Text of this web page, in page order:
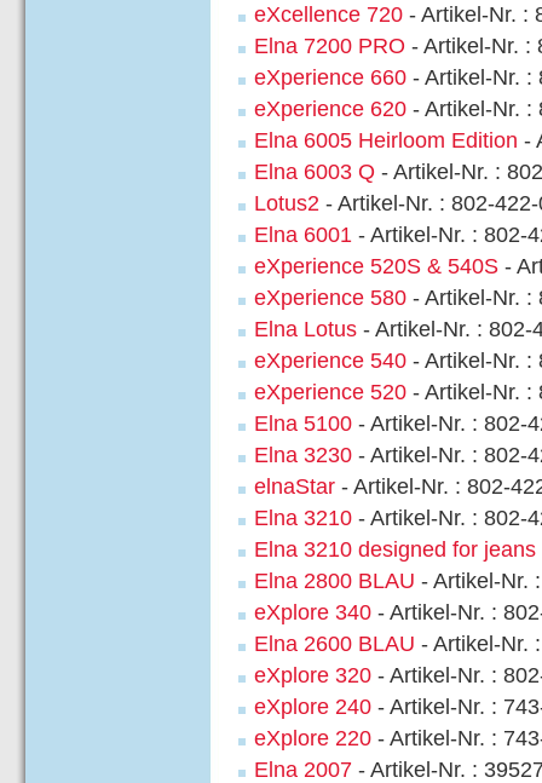
eXcellence 720 - Artikel-Nr. :
Elna 7200 PRO - Artikel-Nr. :
eXperience 660 - Artikel-Nr. :
eXperience 620 - Artikel-Nr. :
Elna 6005 Heirloom Edition -
Elna 6003 Q - Artikel-Nr. :
Lotus2 - Artikel-Nr. : 802-
Elna 6001 - Artikel-Nr. : 802-
eXperience 520S & 540S -
eXperience 580 - Artikel-Nr. :
Elna Lotus - Artikel-Nr. : 802-
eXperience 540 - Artikel-Nr. :
eXperience 520 - Artikel-Nr. :
Elna 5100 - Artikel-Nr. : 802-
Elna 3230 - Artikel-Nr. : 802-
elnaStar - Artikel-Nr. : 802-
Elna 3210 - Artikel-Nr. : 802-
Elna 3210 designed for jeans
Elna 2800 BLAU - Artikel-Nr.
eXplore 340 - Artikel-Nr. :
Elna 2600 BLAU - Artikel-Nr.
eXplore 320 - Artikel-Nr. :
eXplore 240 - Artikel-Nr. :
eXplore 220 - Artikel-Nr. :
Elna 2007 - Artikel-Nr. :